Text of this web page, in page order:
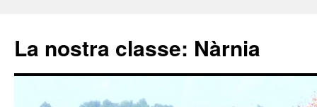
La nostra classe: Nàrnia